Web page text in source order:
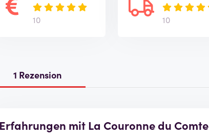
10 10
1 Rezension
Erfahrungen mit La Couronne du Comte